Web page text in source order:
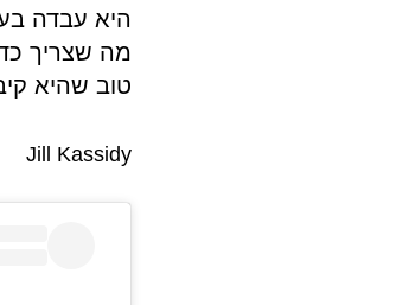
היא עבדה
מה שצריך
טוב שהיא
Jill Kassidy